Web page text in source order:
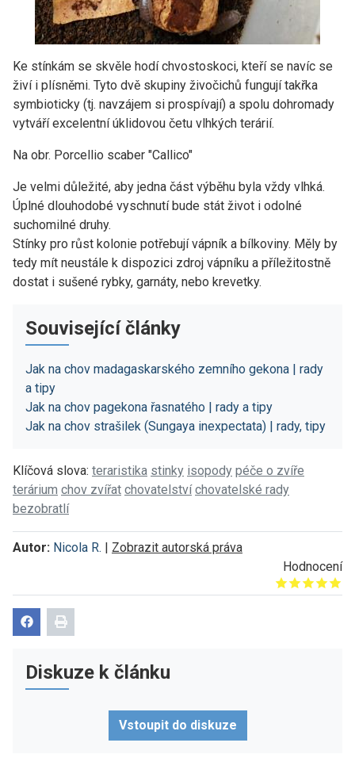
Ke stínkám se skvěle hodí chvostoskoci, kteří se navíc se
živí i plísněmi. Tyto dvě skupiny živočichů fungují takřka
symbioticky (tj. navzájem si prospívají) a spolu dohromady
vytváří excelentní úklidovou četu vlhkých terárií.
Na obr. Porcellio scaber "Callico"
Je velmi důležité, aby jedna část výběhu byla vždy vlhká.
Úplné dlouhodobé vyschnutí bude stát život i odolné
suchomilné druhy.
Stínky pro růst kolonie potřebují vápník a bílkoviny. Měly by
tedy mít neustále k dispozici zdroj vápníku a příležitostně
dostat i sušené rybky, garnáty, nebo krevetky.
Související články
Jak na chov madagaskarského zemního gekona | rady
a tipy
Jak na chov pagekona řasnatého | rady a tipy
Jak na chov strašilek (Sungaya inexpectata) | rady, tipy
Klíčová slova: teraristika stinky isopody péče o zvíře
terárium chov zvířat chovatelství chovatelské rady
bezobratlí
Autor: Nicola R. | Zobrazit autorská práva
Hodnocení
Give it 1/5
Give it 2/5
Give it 3/5
Give it 4/5
Give it 5/5
Diskuze k článku
Vstoupit do diskuze